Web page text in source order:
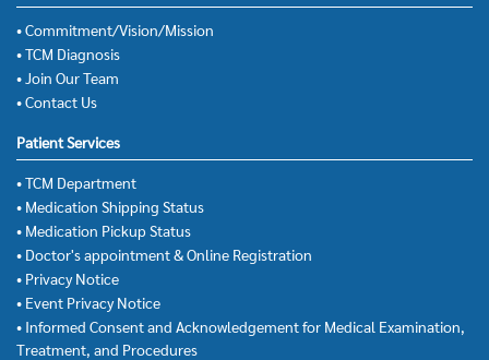
• Commitment/Vision/Mission
• TCM Diagnosis
• Join Our Team
• Contact Us
Patient Services
• TCM Department
• Medication Shipping Status
• Medication Pickup Status
• Doctor's appointment & Online Registration
• Privacy Notice
• Event Privacy Notice
• Informed Consent and Acknowledgement for Medical Examination,
Treatment, and Procedures